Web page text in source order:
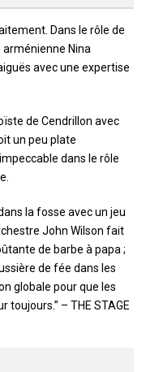
Dans le rôle de
arménienne Nina
avec une expertise
de Cendrillon avec
un peu plate
dans le rôle
la fosse avec un jeu
John Wilson fait
de barbe à papa ;
de fée dans les
globale pour que les
– THE STAGE